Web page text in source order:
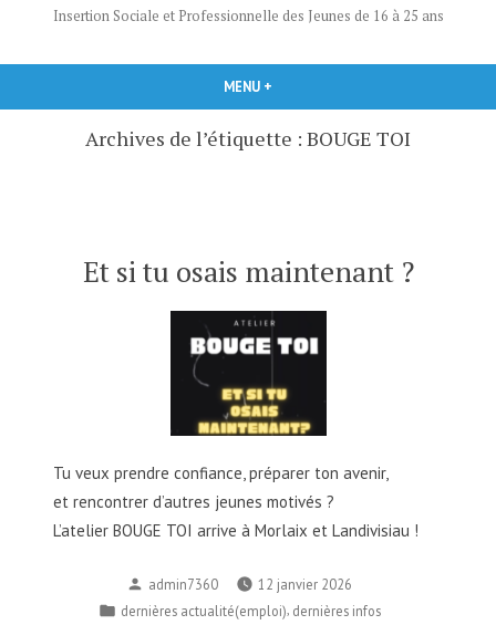
Insertion Sociale et Professionnelle des Jeunes de 16 à 25 ans
MENU +
Archives de l’étiquette : BOUGE TOI
Et si tu osais maintenant ?
Tu veux prendre confiance, préparer ton avenir,
et rencontrer d’autres jeunes motivés ?
L’atelier BOUGE TOI arrive à Morlaix et Landivisiau !
Publié
par
admin7360
12 janvier 2026
Publié
dernières actualité(emploi) dernières infos